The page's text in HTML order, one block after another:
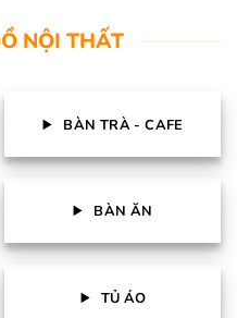
NỘI THẤT
BÀN TRÀ - CAFE
BÀN ĂN
TỦ ÁO